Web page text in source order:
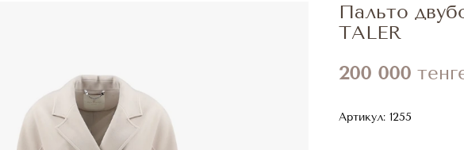
Пальто
TALER
200 000
Артикул: 1255